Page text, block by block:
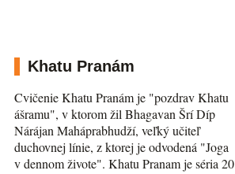
Khatu Pranám
Cvičenie Khatu Pranám je "pozdrav Khatu
ášramu", v ktorom žil Bhagavan Šrí Díp
Nárájan Maháprabhudží, veľký učiteľ
duchovnej línie, z ktorej je odvodená "Joga
v dennom živote". Khatu Pranam je séria 20